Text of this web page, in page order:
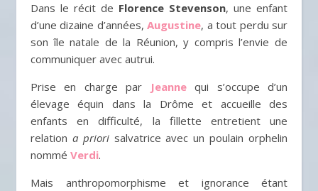
Dans le récit de Florence Stevenson, une enfant
d’une dizaine d’années,Augustine, a tout perdu sur
son île natale de la Réunion, y compris l’envie de
communiquer avec autrui.
Prise en charge par
Jeannequi s’occupe d’un
élevage équin dans la Drôme et accueille des
enfants en difficulté, la fillette entretient une
relation a priorisalvatrice avec un poulain orphelin
nommé Verdi.
Mais anthropomorphisme et ignorance étant